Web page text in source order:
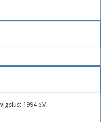
1994 e.V.